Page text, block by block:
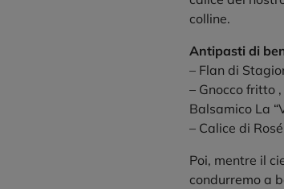
colline.
Antipasti di
– Flan di
– Gnocco fritto
Balsamico La
– Calice di
Poi, mentre il
condurremo a